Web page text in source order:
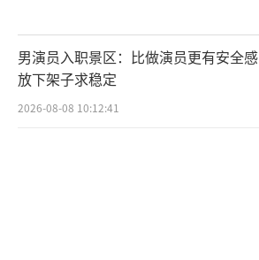
男演员入职景区：比做演员更有安全感
放下架子求稳定
2026-08-08 10:12:41